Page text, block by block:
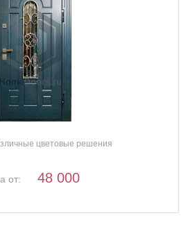
цветовые решения
от: 48 000